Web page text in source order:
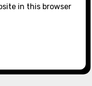
in this browser